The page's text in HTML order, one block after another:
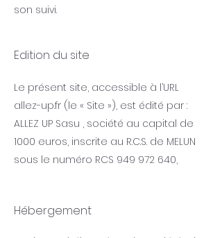
son suivi.
Edition du site
Le présent site, accessible à l’URL
allez-up.fr (le « Site »), est édité par :
ALLEZ UP Sasu , société au capital de
1000 euros, inscrite au R.C.S. de MELUN
sous le numéro RCS 949 972 640,
Hébergement